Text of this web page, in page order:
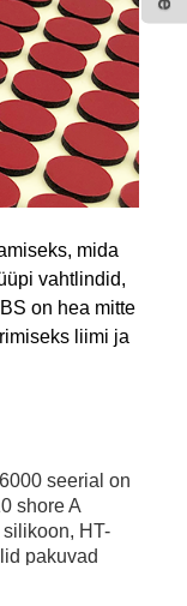
mida
vahtlindid,
on hea mitte
liimi ja
seerial on
shore A
HT-
pakuvad